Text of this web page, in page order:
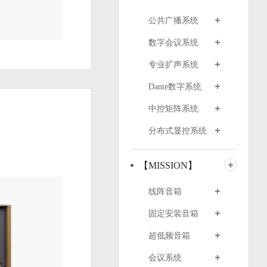
公共广播系统
数字会议系统
专业扩声系统
Dante数字系统
中控矩阵系统
分布式显控系统
【MISSION】
线阵音箱
固定安装音箱
超低频音箱
会议系统